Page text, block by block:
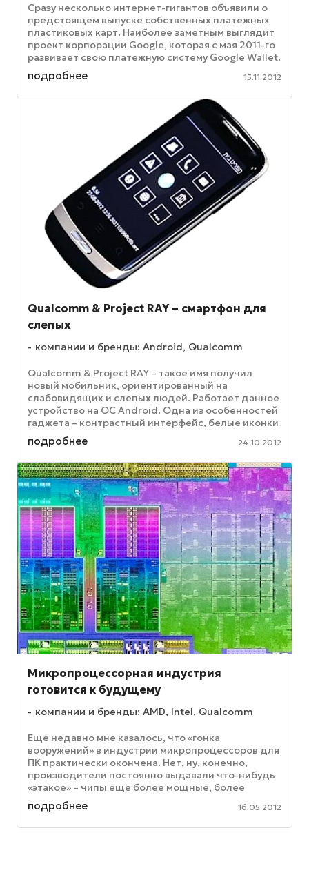
Сразу несколько интернет-гигантов объявили о
предстоящем выпуске собственных платежных
пластиковых карт. Наиболее заметным выглядит
проект корпорации Google, которая с мая 2011-го
развивает свою платежную систему Google Wallet.
Как известно, Google ...
подробнее 15.11.2012
Qualcomm & Project RAY – смартфон для
слепых
компании и бренды: Android, Qualcomm
Qualcomm & Project RAY – такое имя получил
новый мобильник, ориентированный на
слабовидящих и слепых людей. Работает данное
устройство на ОС Android. Одна из особенностей
гаджета – контрастный интерфейс, белые иконки
располагаются на черном фоне, ...
подробнее 24.10.2012
Микропроцессорная индустрия
готовится к будущему
компании и бренды: AMD, Intel, Qualcomm
Еще недавно мне казалось, что «гонка
вооружений» в индустрии микропроцессоров для
ПК практически окончена. Нет, ну, конечно,
производители постоянно выдавали что-нибудь
«этакое» – чипы еще более мощные, более
мобильные, более экономичные, более ...
подробнее 16.05.2012